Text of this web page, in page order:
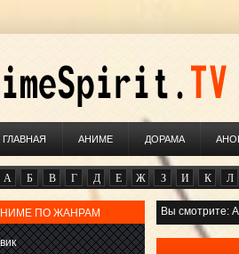
ГЛАВНАЯ АНИМЕ ДОРАМА
А Б В Г Д Е Ж З И К Л
ПО ЖАНРАМ Вы смотрите: